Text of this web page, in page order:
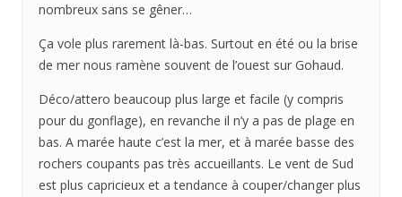
nombreux sans se gêner…
Ça vole plus rarement là-bas. Surtout en été ou la brise
de mer nous ramène souvent de l’ouest sur Gohaud.
Déco/attero beaucoup plus large et facile (y compris
pour du gonflage), en revanche il n’y a pas de plage en
bas. A marée haute c’est la mer, et à marée basse des
rochers coupants pas très accueillants. Le vent de Sud
est plus capricieux et a tendance à couper/changer plus